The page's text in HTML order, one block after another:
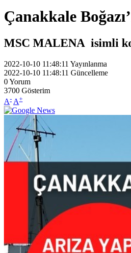
Çanakkale
MSC MALENA isimli
2022-10-10 11:48:11 Yayınlanma
2022-10-10 11:48:11 Güncelleme
0Yorum
3700 Gösterim
A- A+